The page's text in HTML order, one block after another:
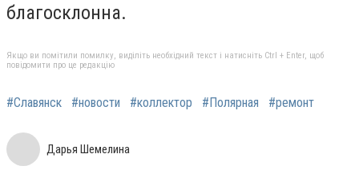
благосклонна.
Якщо ви помітили помилку, виділіть необхідний текст і натисніть Ctrl + Enter, щоб
повідомити про це редакцію
#Славянск #новости #коллектор #Полярная #ремонт
Дарья Шемелина